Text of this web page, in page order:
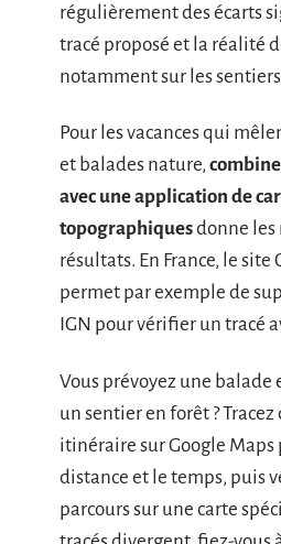
régulièrement des écarts
tracé proposé et la réalité
notamment sur les
Pour les vacances qui
et balades nature,
avec une application de
topographiquesdonne
résultats. En France, le
permet par exemple de
IGN pour vérifier un tracé
Vous prévoyez une balade
un sentier en forêt ? Tracez
itinéraire sur Google Maps
distance et le temps, puis
parcours sur une carte